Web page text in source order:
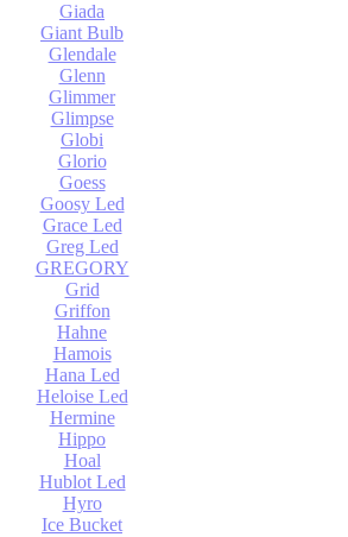
Giada
Giant Bulb
Glendale
Glenn
Glimmer
Glimpse
Globi
Glorio
Goess
Goosy Led
Grace Led
Greg Led
GREGORY
Grid
Griffon
Hahne
Hamois
Hana Led
Heloise Led
Hermine
Hippo
Hoal
Hublot Led
Hyro
Ice Bucket